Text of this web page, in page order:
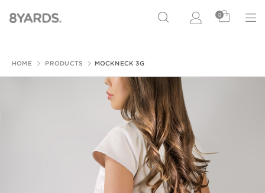
0
HOME PRODUCTS MOCKNECK 3G